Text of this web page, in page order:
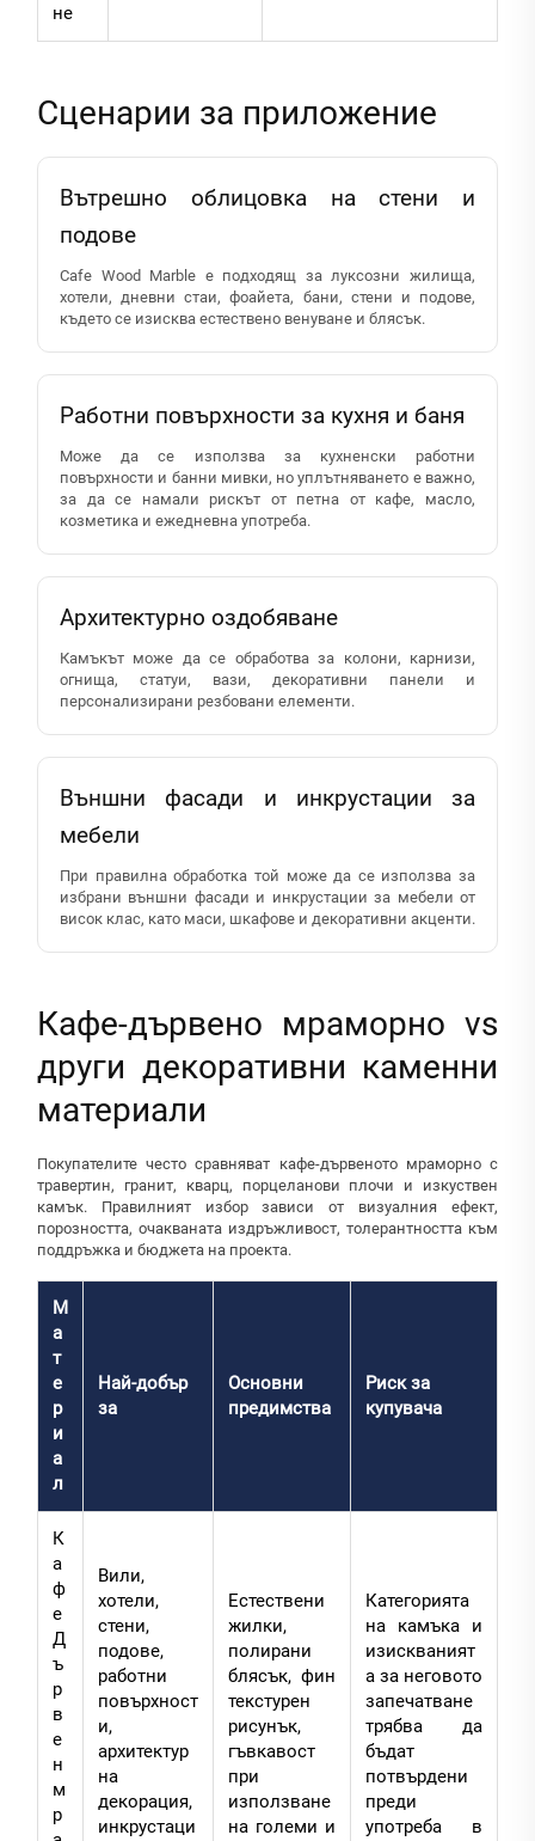
не
Сценарии за приложение
Вътрешно облицовка на стени и
подове
Cafe Wood Marble е подходящ за луксозни жилища,
хотели, дневни стаи, фоайета, бани, стени и подове,
където се изисква естествено венуване и блясък.
Работни повърхности за кухня и баня
Може да се използва за кухненски работни
повърхности и банни мивки, но уплътняването е важно,
за да се намали рискът от петна от кафе, масло,
козметика и ежедневна употреба.
Архитектурно оздобяване
Камъкът може да се обработва за колони, карнизи,
огнища, статуи, вази, декоративни панели и
персонализирани резбовани елементи.
Външни фасади и инкрустации за
мебели
При правилна обработка той може да се използва за
избрани външни фасади и инкрустации за мебели от
висок клас, като маси, шкафове и декоративни акценти.
Кафе-дървено мраморно vs
други декоративни каменни
материали
Покупателите често сравняват кафе-дървеното мраморно с
травертин, гранит, кварц, порцеланови плочи и изкуствен
камък. Правилният избор зависи от визуалния ефект,
порозността, очакваната издръжливост, толерантността към
поддръжка и бюджета на проекта.
М
а
т
е
р
и
а
л
Най-добър
за
Основни
предимства
Риск за
купувача
К
а
ф
е
Д
ъ
р
в
е
н
м
р
Вили,
хотели,
стени,
подове,
работни
повърхност
и,
архитектур
на
декорация,
инкрустаци
Естествени
жилки,
полирани
блясък, фин
текстурен
рисунък,
гъвкавост
при
използване
на големи и
Категорията
на камъка и
изискваният
а за неговото
запечатване
трябва да
бъдат
потвърдени
преди
употреба в